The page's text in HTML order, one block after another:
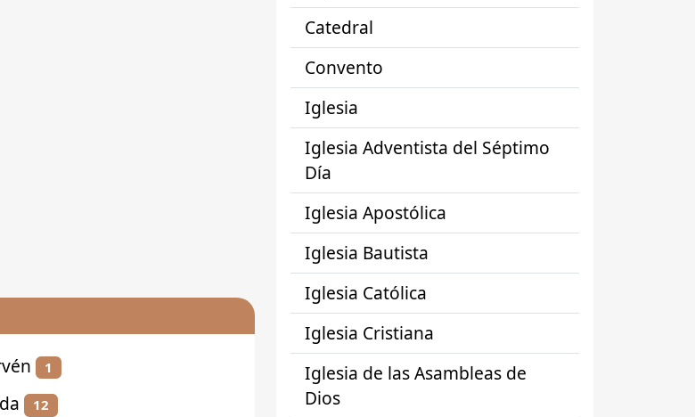
1
12
Catedral
Convento
Iglesia
Iglesia Adventista del Séptimo
Día
Iglesia Apostólica
Iglesia Bautista
Iglesia Católica
Iglesia Cristiana
Iglesia de las Asambleas de
Dios